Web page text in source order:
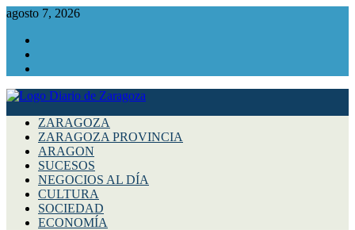
agosto 7, 2026
ZARAGOZA
ZARAGOZA PROVINCIA
ARAGON
SUCESOS
NEGOCIOS AL DÍA
CULTURA
SOCIEDAD
ECONOMÍA